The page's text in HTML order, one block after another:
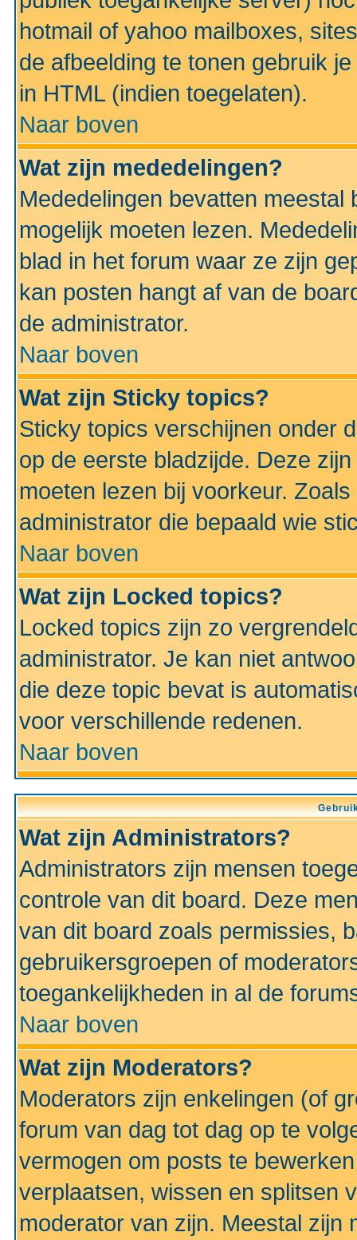
hotmail of yahoo mailboxes,
de afbeelding te tonen gebruik
in HTML (indien toegelaten).
Naar boven
Wat zijn mededelingen?
Mededelingen bevatten
mogelijk moeten lezen.
blad in het forum waar ze zijn
kan posten hangt af van de
de administrator.
Naar boven
Wat zijn Sticky topics?
Sticky topics verschijnen onder
op de eerste bladzijde. Deze
moeten lezen bij voorkeur.
administrator die bepaald wie
Naar boven
Wat zijn Locked topics?
Locked topics zijn zo
administrator. Je kan niet
die deze topic bevat is
voor verschillende redenen.
Naar boven
Wat zijn Administrators?
Administrators zijn mensen
controle van dit board. Deze
van dit board zoals permissies,
gebruikersgroepen of
toegankelijkheden in al de
Naar boven
Wat zijn Moderators?
Moderators zijn enkelingen (of
forum van dag tot dag op te
vermogen om posts te
verplaatsen, wissen en splitsen
moderator van zijn. Meestal